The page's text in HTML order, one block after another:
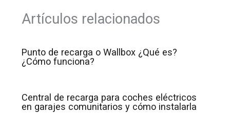
Artículos relacionados
Punto de recarga o Wallbox ¿Qué es?
¿Cómo funciona?
Central de recarga para coches eléctricos
en garajes comunitarios y cómo instalarla